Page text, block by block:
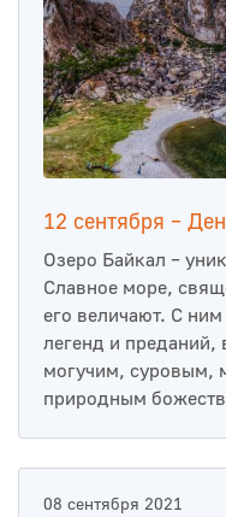
12 сентября –
Озеро Байкал –
Славное море,
его величают. С
легенд и преданий,
могучим, суровым,
природным
08 сентября 2021